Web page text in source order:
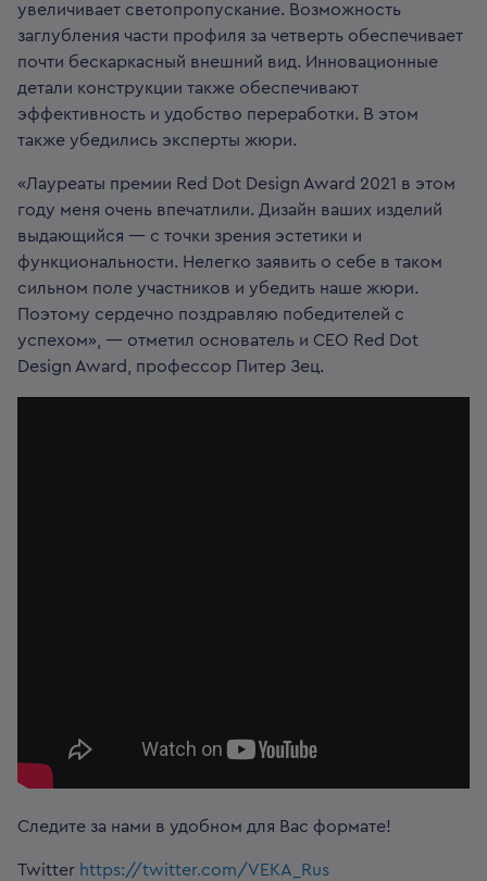
увеличивает светопропускание. Возможность
заглубления части профиля за четверть обеспечивает
почти бескаркасный внешний вид. Инновационные
детали конструкции также обеспечивают
эффективность и удобство переработки. В этом
также убедились эксперты жюри.
«Лауреаты премии Red Dot Design Award 2021 в этом
году меня очень впечатлили. Дизайн ваших изделий
выдающийся — с точки зрения эстетики и
функциональности. Нелегко заявить о себе в таком
сильном поле участников и убедить наше жюри.
Поэтому сердечно поздравляю победителей с
успехом», — отметил основатель и CEO Red Dot
Design Award, профессор Питер Зец.
Следите за нами в удобном для Вас формате!
Twitter https://twitter.com/VEKA_Rus